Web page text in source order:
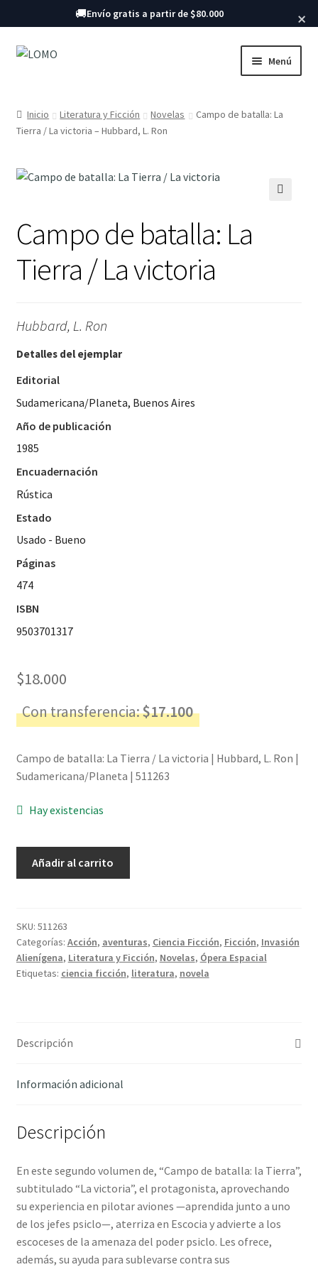
Buscar libros
🚚Envío gratis a partir de $80.000 ×
Ir
Ir
Menú
Libros
Inicio Literatura y Ficción Novelas
Campo de batalla: La
Tierra / La victoria – Hubbard, L. Ron
Campo de batalla: La
Tierra / La victoria
Hubbard, L. Ron
Detalles del ejemplar
Editorial
Sudamericana/Planeta, Buenos Aires
Año de publicación
1985
Encuadernación
Rústica
Estado
Usado - Bueno
Páginas
474
ISBN
9503701317
$18.000
Con transferencia:$17.100
Campo de batalla: La Tierra / La victoria | Hubbard, L. Ron |
Sudamericana/Planeta | 511263
Hay existencias
Tierra
/
La
victoria
Ron
Añadir al carrito
SKU: 511263
Categorías: Acción, aventuras, Ciencia Ficción, Ficción, Invasión
Alienígena, Literatura y Ficción, Novelas, Ópera Espacial
Etiquetas: ciencia ficción, literatura, novela
Descripción
Información adicional
Descripción
En este segundo volumen de, “Campo de batalla: la Tierra”,
subtitulado “La victoria”, el protagonista, aprovechando
su experiencia en pilotar aviones —aprendida junto a uno
de los jefes psiclo—, aterriza en Escocia y advierte a los
escoceses de la amenaza del poder psiclo. Les ofrece,
además, su ayuda para sublevarse contra sus